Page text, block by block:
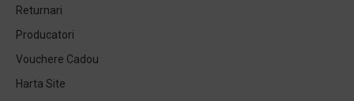
Returnari
Producatori
Vouchere Cadou
Harta Site